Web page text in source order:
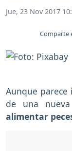
Jue, 23 Nov 2017
Comparte
Aunque
de una
alimentar